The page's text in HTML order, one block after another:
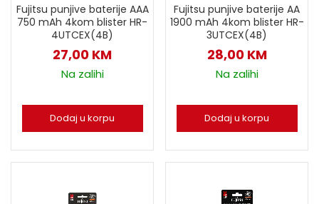
Fujitsu punjive baterije AAA
750 mAh 4kom blister HR-
4UTCEX(4B)
27,00 KM
Na zalihi
Dodaj u korpu
Fujitsu punjive baterije AA
1900 mAh 4kom blister HR-
3UTCEX(4B)
28,00 KM
Na zalihi
Dodaj u korpu